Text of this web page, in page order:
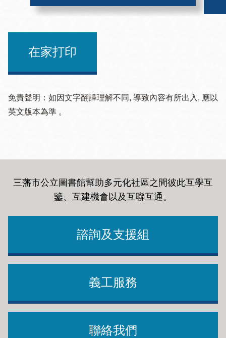
在家打印
免責聲明：如因文字翻譯理解不同, 導致內容有所出入, 應以
英文版本為準 。
三藩市公立圖書館幫助多元化社區之間彼此互學互
鑒、互建機會以及互聯互通。
諮詢及支援組
義工服務
聯絡我們